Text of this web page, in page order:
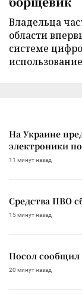
Владельца
области
системе
На Украине
электроники
11 минут назад
Средства ПВО
15 минут назад
Посол сообщил
20 минут назад